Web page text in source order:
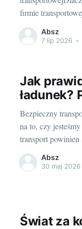
firmie
tym dniu każdy
muzykę. Ale
Absz
7 lip 2026 •
Jak
ładunek?
Bezpieczny
na to, czy
transport powinien
gdy przewozimy
zabezpieczenie
Absz
30 maj 2026
Świat za